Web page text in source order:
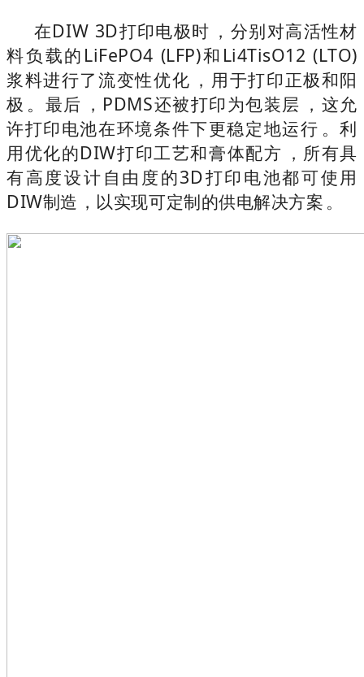
在DIW 3D打印电极时，分别对高活性材
料负载的LiFePO4 (LFP)和Li4TisO12 (LTO)
浆料进行了流变性优化，用于打印正极和阳
极。最后，PDMS还被打印为包装层，这允
许打印电池在环境条件下更稳定地运行。利
用优化的DIW打印工艺和膏体配方，所有具
有高度设计自由度的3D打印电池都可使用
DIW制造，以实现可定制的供电解决方案。